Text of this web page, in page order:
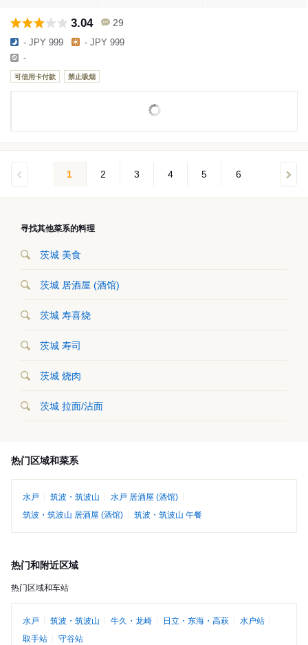
3.04 29
- JPY 999 - JPY 999
-
可信用卡付款 禁止吸烟
1 2 3 4 5 6
寻找其他菜系的料理
茨城 美食
茨城 居酒屋 (酒馆)
茨城 寿喜烧
茨城 寿司
茨城 烧肉
茨城 拉面/沾面
热门区域和菜系
水戸 筑波・筑波山
水戸 居酒屋 (酒馆)
筑波・筑波山 居酒屋 (酒馆)
筑波・筑波山 午餐
热门和附近区域
热门区域和车站
水戸 筑波・筑波山 牛久・龙崎 日立・东海・高萩
水户站
取手站
守谷站